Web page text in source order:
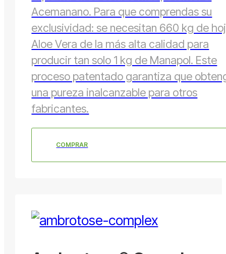
Acemanano. Para que comprendas su
exclusividad: se necesitan 660 kg de
Aloe Vera de la más alta calidad para
producir tan solo 1 kg de Manapol. Este
proceso patentado garantiza que
una pureza inalcanzable para otros
fabricantes.
COMPRAR